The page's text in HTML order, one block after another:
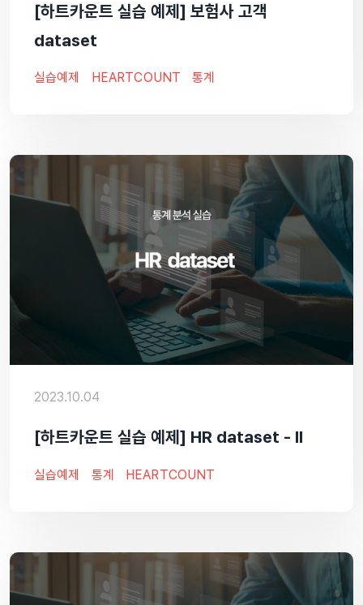
[하트카운트 실습 예제] 보험사 고객
dataset
실습예제 HEARTCOUNT 통계
2023.10.04
[하트카운트 실습 예제] HR dataset - II
실습예제 통계 HEARTCOUNT